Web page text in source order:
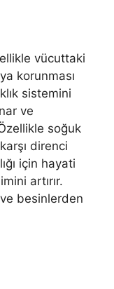
vücuttaki
korunması
sistemini
ve
soğuk
direnci
için hayati
artırır.
ve besinlerden